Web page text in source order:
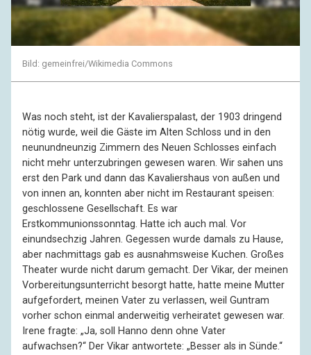
Bild: gemeinfrei/Wikimedia Commons
Was noch steht, ist der Kavalierspalast, der 1903 dringend
nötig wurde, weil die Gäste im Alten Schloss und in den
neunundneunzig Zimmern des Neuen Schlosses einfach
nicht mehr unterzubringen gewesen waren. Wir sahen uns
erst den Park und dann das Kavaliershaus von außen und
von innen an, konnten aber nicht im Restaurant speisen:
geschlossene Gesellschaft. Es war
Erstkommunionssonntag. Hatte ich auch mal. Vor
einundsechzig Jahren. Gegessen wurde damals zu Hause,
aber nachmittags gab es ausnahmsweise Kuchen. Großes
Theater wurde nicht darum gemacht. Der Vikar, der meinen
Vorbereitungsunterricht besorgt hatte, hatte meine Mutter
aufgefordert, meinen Vater zu verlassen, weil Guntram
vorher schon einmal anderweitig verheiratet gewesen war.
Irene fragte: „Ja, soll Hanno denn ohne Vater
aufwachsen?“ Der Vikar antwortete: „Besser als in Sünde.“